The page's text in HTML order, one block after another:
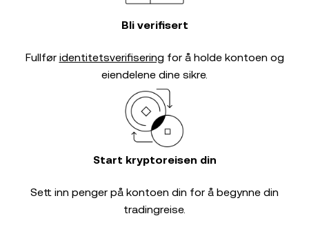
Bli verifisert
Fullfør identitetsverifisering for å holde kontoen og
eiendelene dine sikre.
Start kryptoreisen din
Sett inn penger på kontoen din for å begynne din
tradingreise.